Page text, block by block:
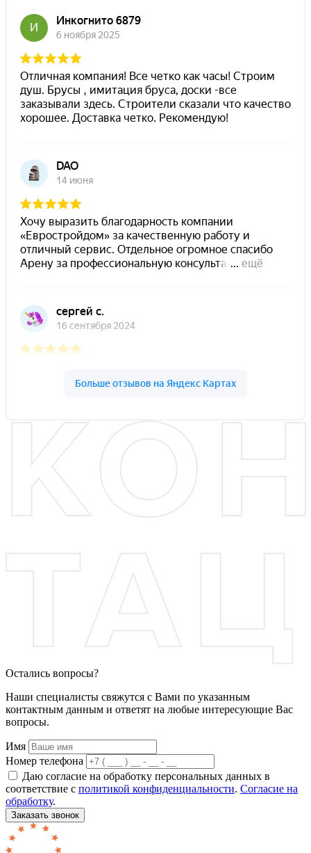
Остались вопросы?
Наши специалисты свяжутся с Вами по указанным
контактным данным и ответят на любые интересующие Вас
вопросы.
Имя
Номер телефона
Даю согласие на обработку персональных данных в
соответствие с политикой конфиденциальности. Согласие на
обработку.
Заказать звонок